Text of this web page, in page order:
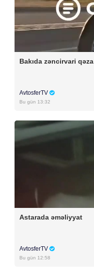
Bakıda zəncirvari qəza
AvtosferTV
Bu gün 13:32
Astarada əməliyyat
AvtosferTV
Bu gün 12:58